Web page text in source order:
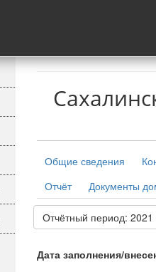
Общие сведения
Отчёт
Документы
Отчётный период:
Дата заполнения/